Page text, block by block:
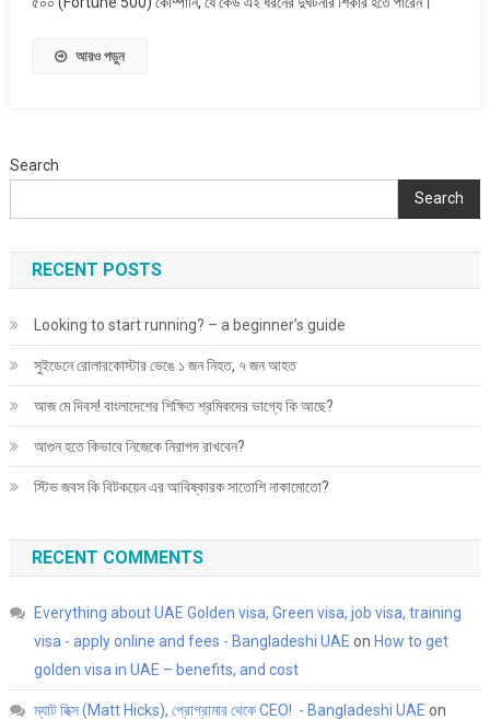
শিকার?
উচিত?
আরও পড়ুন
Search
Search
RECENT POSTS
Looking to start running? – a beginner’s guide
সুইডেনে রোলারকোস্টার ভেঙে ১ জন নিহত, ৭ জন আহত
আজ মে দিবস! বাংলাদেশের শিক্ষিত শ্রমিকদের ভাগ্যে কি আছে?
আগুন হতে কিভাবে নিজেকে নিরাপদ রাখবেন?
স্টিভ জবস কি বিটকয়েন এর আবিষ্কারক সাতোশি নাকামোতো?
RECENT COMMENTS
Everything about UAE Golden visa, Green visa, job visa, training
visa - apply online and fees - Bangladeshi UAE on How to get
golden visa in UAE – benefits, and cost
ম্যাট হিক্স (Matt Hicks), প্রোগ্রামার থেকে CEO! - Bangladeshi UAE on